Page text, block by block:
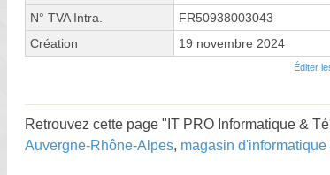
N° TVA Intra.
FR50938003043
Création
19 novembre 2024
Éditer
Retrouvez cette page "IT PRO Informatique &
Auvergne-Rhône-Alpes, magasin d'informatique